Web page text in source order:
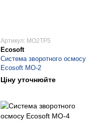
Артикул: MO2TP5
Ecosoft
Система зворотного осмосу
Ecosoft МО-2
Ціну уточнюйте